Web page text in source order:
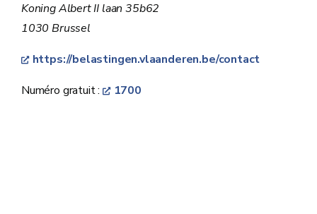
Koning Albert II laan 35b62
1030 Brussel
https://belastingen.vlaanderen.be/contact
Numéro gratuit :
1700